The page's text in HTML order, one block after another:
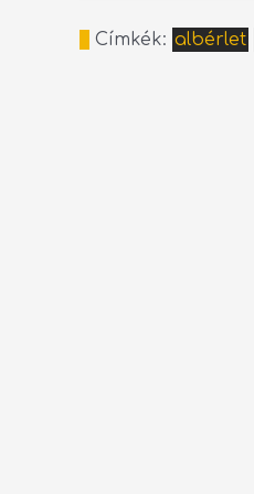
Címkék: albérlet